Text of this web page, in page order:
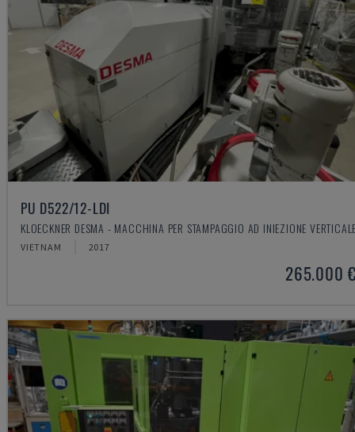
PU D522/12-LDI
KLOECKNER DESMA - MACCHINA PER STAMPAGGIO AD INIEZIONE
VIETNAM 2017
265.000